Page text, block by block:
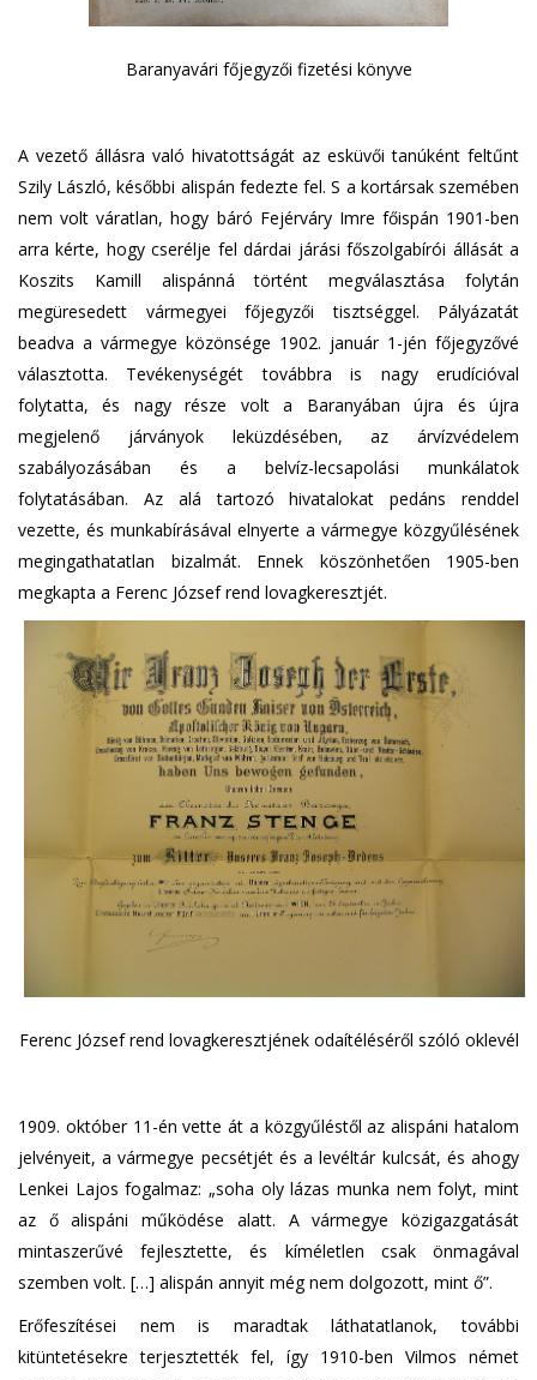
Baranyavári főjegyzői fizetési könyve
A vezető állásra való hivatottságát az esküvői tanúként feltűnt
Szily László, későbbi alispán fedezte fel. S a kortársak szemében
nem volt váratlan, hogy báró Fejérváry Imre főispán 1901-ben
arra kérte, hogy cserélje fel dárdai járási főszolgabírói állását a
Koszits Kamill alispánná történt megválasztása folytán
megüresedett vármegyei főjegyzői tisztséggel. Pályázatát
beadva a vármegye közönsége 1902. január 1-jén főjegyzővé
választotta. Tevékenységét továbbra is nagy erudícióval
folytatta, és nagy része volt a Baranyában újra és újra
megjelenő járványok leküzdésében, az árvízvédelem
szabályozásában és a belvíz-lecsapolási munkálatok
folytatásában. Az alá tartozó hivatalokat pedáns renddel
vezette, és munkabírásával elnyerte a vármegye közgyűlésének
megingathatatlan bizalmát. Ennek köszönhetően 1905-ben
megkapta a Ferenc József rend lovagkeresztjét.
Ferenc József rend lovagkeresztjének odaítéléséről szóló oklevél
1909. október 11-én vette át a közgyűléstől az alispáni hatalom
jelvényeit, a vármegye pecsétjét és a levéltár kulcsát, és ahogy
Lenkei Lajos fogalmaz: „soha oly lázas munka nem folyt, mint
az ő alispáni működése alatt. A vármegye közigazgatását
mintaszerűvé fejlesztette, és kíméletlen csak önmagával
szemben volt. […] alispán annyit még nem dolgozott, mint ő”.
Erőfeszítései nem is maradtak láthatatlanok, további
kitüntetésekre terjesztették fel, így 1910-ben Vilmos német